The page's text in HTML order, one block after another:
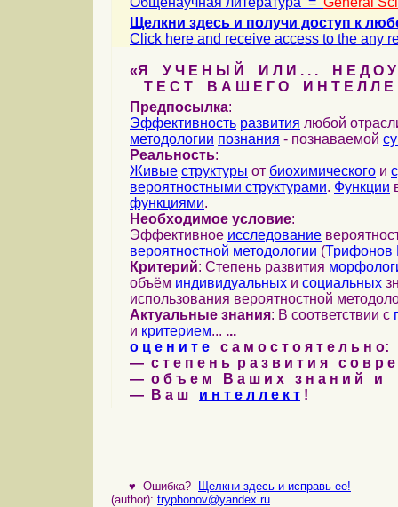
Щелкни здесь и получи доступ к
Click here and receive access to the any
«Я У Ч Е Н Ы Й И Л И . . . Н Е Д О У
Т Е С Т В А Ш Е Г О И Н Т Е Л Л Е
Предпосылка:
Эффективность развития любой
методологии познания - познаваемой
Реальность:
Живые структуры от биохимического и
вероятностными структурами. Функции
функциями.
Необходимое условие:
Эффективное исследование
вероятностной методологии (Трифонов
Критерий: Степень развития
объём индивидуальных и социальных
использования вероятностной
Актуальные знания: В соответствии с
и критерием... ...
о ц е н и т е с а м о с т о я т е л ь н о:
— с т е п е н ь р а з в и т и я с о в р
— о б ъ е м В а ш и х з н а н и й и
— В а ш и н т е л л е к т !
♥ Ошибка?
Щелкни здесь и исправь ее!
(author): tryphonov@yandex.ru